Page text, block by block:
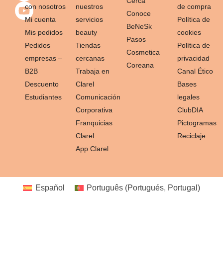
con nosotros
Mi cuenta
Mis pedidos
Pedidos
empresas –
B2B
Descuento
Estudiantes
nuestros
servicios
beauty
Tiendas
cercanas
Trabaja en
Clarel
Comunicación
Corporativa
Franquicias
Clarel
App Clarel
Conoce
BeNeSk
Pasos
Cosmetica
Coreana
de compra
Política de
cookies
Política de
privacidad
Canal Ético
Bases
legales
ClubDIA
Pictogramas
Reciclaje
Español Português(Portugués, Portugal )